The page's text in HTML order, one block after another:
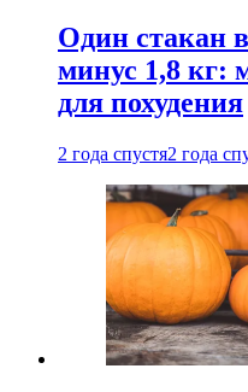
Один стакан
минус 1,8 кг:
для похудения
2 года спустя2 года